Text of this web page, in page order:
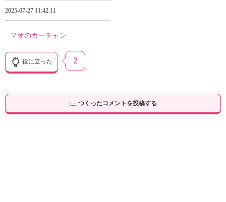
2025-07-27 11:42:11
マオのカーチャン
役に立った 2
つくったコメントを投稿する